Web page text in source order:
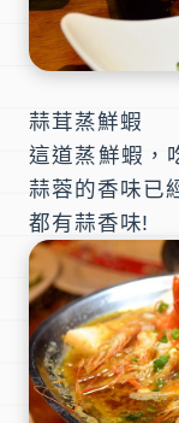
蒜茸蒸鮮蝦
這道蒸鮮蝦，
蒜蓉的香味已
都有蒜香味!